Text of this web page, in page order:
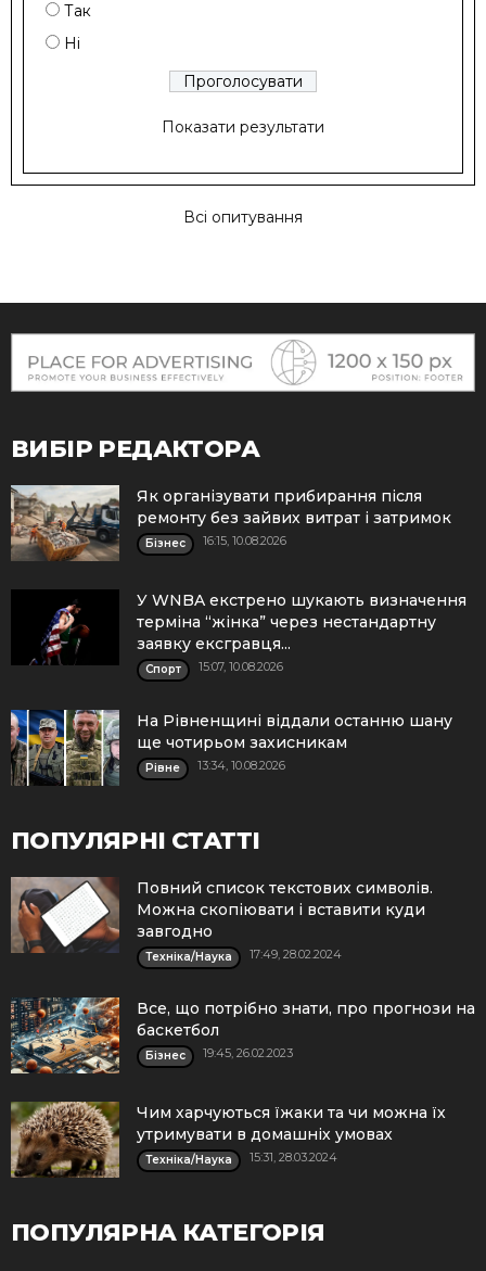
Так
Ні
Показати результати
Всі опитування
ВИБІР РЕДАКТОРА
Як організувати прибирання після
ремонту без зайвих витрат і затримок
Бізнес 16:15, 10.08.2026
У WNBA екстрено шукають визначення
терміна “жінка” через нестандартну
заявку ексгравця...
Спорт 15:07, 10.08.2026
На Рівненщині віддали останню шану
ще чотирьом захисникам
Рівне 13:34, 10.08.2026
ПОПУЛЯРНІ СТАТТІ
Повний список текстових символів.
Можна скопіювати і вставити куди
завгодно
Техніка/Наука 17:49, 28.02.2024
Все, що потрібно знати, про прогнози на
баскетбол
Бізнес 19:45, 26.02.2023
Чим харчуються їжаки та чи можна їх
утримувати в домашніх умовах
Техніка/Наука 15:31, 28.03.2024
ПОПУЛЯРНА КАТЕГОРІЯ